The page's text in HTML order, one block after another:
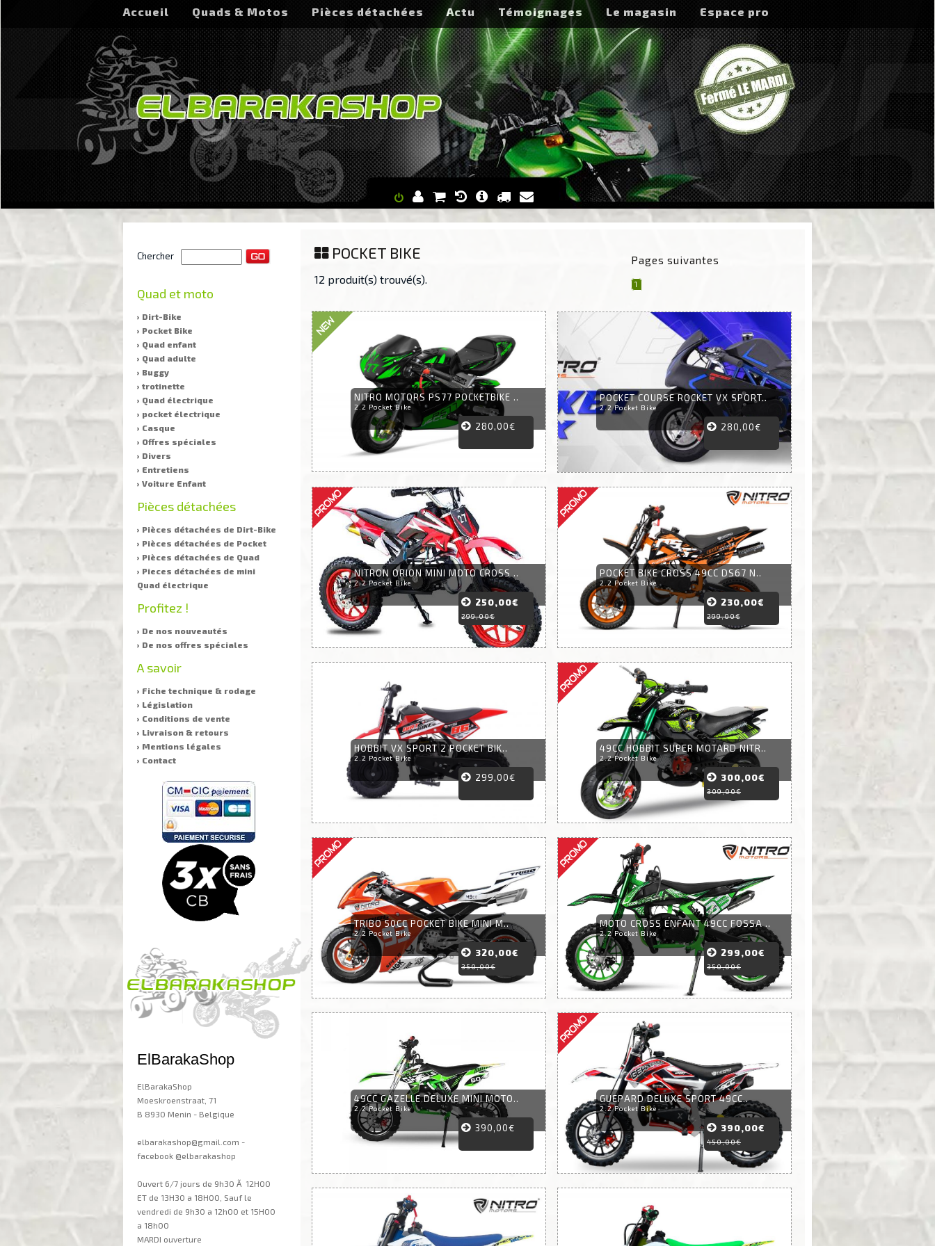
Accueil Quads & Motos Pièces détachées Actu Témoignages Le magasin Espace pro
Chercher
Quad et moto
› Dirt-Bike
› Pocket Bike
› Quad enfant
› Quad adulte
› Buggy
› trotinette
› Quad électrique
› pocket électrique
› Casque
› Offres spéciales
› Divers
› Entretiens
› Voiture Enfant
Pièces détachées
› Pièces détachées de Dirt-Bike
› Pièces détachées de Pocket
› Pièces détachées de Quad
› Pieces détachées de mini
Quad électrique
Profitez !
› De nos nouveautés
› De nos offres spéciales
A savoir
› Fiche technique & rodage
› Législation
› Conditions de vente
› Livraison & retours
› Mentions légales
› Contact
ElBarakaShop
ElBarakaShop
Moeskroenstraat, 71
B 8930 Menin - Belgique
elbarakashop@gmail.com -
facebook @elbarakashop
Ouvert 6/7 jours de 9h30 Ã 12H00
ET de 13H30 a 18H00, Sauf le
vendredi de 9h30 a 12h00 et 15H00
a 18h00
MARDI ouverture
POCKET BIKE
12 produit(s) trouvé(s).
Pages suivantes
1
NITRO MOTORS PS77 POCKETBIKE ..
2.2 Pocket Bike
280,00€
POCKET COURSE ROCKET VX SPORT..
2.2 Pocket Bike
280,00€
NITRON ORION MINI MOTO CROSS ..
2.2 Pocket Bike
250,00€
299,00€
POCKET BIKE CROSS 49CC DS67 N..
2.2 Pocket Bike
230,00€
299,00€
HOBBIT VX SPORT 2 POCKET BIK..
2.2 Pocket Bike
299,00€
49CC HOBBIT SUPER MOTARD NITR..
2.2 Pocket Bike
300,00€
309,00€
TRIBO 50CC POCKET BIKE MINI M..
2.2 Pocket Bike
320,00€
350,00€
MOTO CROSS ENFANT 49CC FOSSA ..
2.2 Pocket Bike
299,00€
350,00€
49CC GAZELLE DELUXE MINI MOTO..
2.2 Pocket Bike
390,00€
GUEPARD DELUXE SPORT 49CC..
2.2 Pocket Bike
390,00€
450,00€